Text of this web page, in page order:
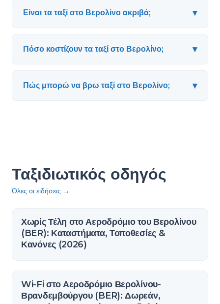
Είναι τα ταξί στο Βερολίνο ακριβά; ▾
Πόσο κοστίζουν τα ταξί στο Βερολίνο; ▾
Πώς μπορώ να βρω ταξί στο Βερολίνο; ▾
Ταξιδιωτικός οδηγός
Όλες οι ειδήσεις →
Χωρίς Τέλη στο Αεροδρόμιο του Βερολίνου
(BER): Καταστήματα, Τοποθεσίες &
Κανόνες (2026)
Wi-Fi στο Αεροδρόμιο Βερολίνου-
Βρανδεμβούργου (BER): Δωρεάν,